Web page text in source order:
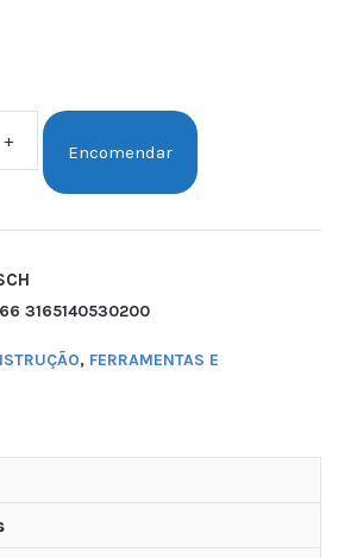
+
Encomendar
3165140530200
, FERRAMENTAS E